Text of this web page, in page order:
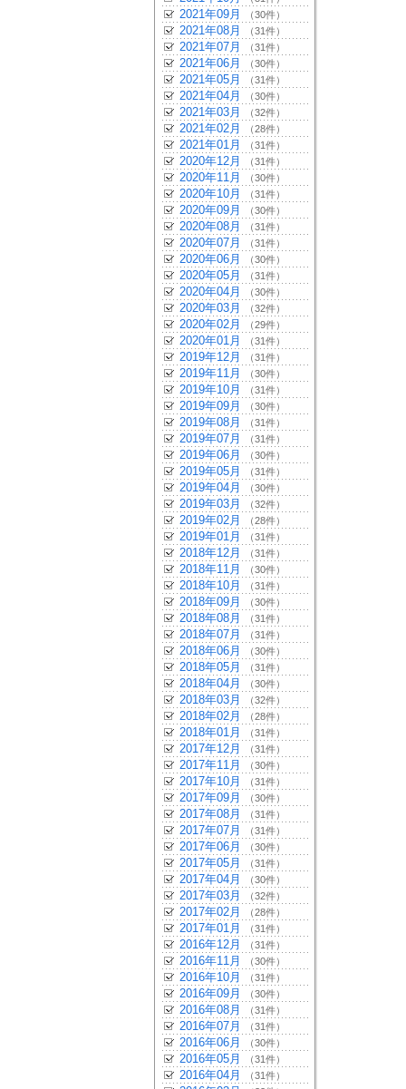
2021年09月 （30件）
2021年08月 （31件）
2021年07月 （31件）
2021年06月 （30件）
2021年05月 （31件）
2021年04月 （30件）
2021年03月 （32件）
2021年02月 （28件）
2021年01月 （31件）
2020年12月 （31件）
2020年11月 （30件）
2020年10月 （31件）
2020年09月 （30件）
2020年08月 （31件）
2020年07月 （31件）
2020年06月 （30件）
2020年05月 （31件）
2020年04月 （30件）
2020年03月 （32件）
2020年02月 （29件）
2020年01月 （31件）
2019年12月 （31件）
2019年11月 （30件）
2019年10月 （31件）
2019年09月 （30件）
2019年08月 （31件）
2019年07月 （31件）
2019年06月 （30件）
2019年05月 （31件）
2019年04月 （30件）
2019年03月 （32件）
2019年02月 （28件）
2019年01月 （31件）
2018年12月 （31件）
2018年11月 （30件）
2018年10月 （31件）
2018年09月 （30件）
2018年08月 （31件）
2018年07月 （31件）
2018年06月 （30件）
2018年05月 （31件）
2018年04月 （30件）
2018年03月 （32件）
2018年02月 （28件）
2018年01月 （31件）
2017年12月 （31件）
2017年11月 （30件）
2017年10月 （31件）
2017年09月 （30件）
2017年08月 （31件）
2017年07月 （31件）
2017年06月 （30件）
2017年05月 （31件）
2017年04月 （30件）
2017年03月 （32件）
2017年02月 （28件）
2017年01月 （31件）
2016年12月 （31件）
2016年11月 （30件）
2016年10月 （31件）
2016年09月 （30件）
2016年08月 （31件）
2016年07月 （31件）
2016年06月 （30件）
2016年05月 （31件）
2016年04月 （31件）